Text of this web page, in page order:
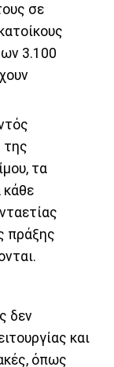
σε
3.100
της
τα
κάθε
πράξης
δεν
και
όπως